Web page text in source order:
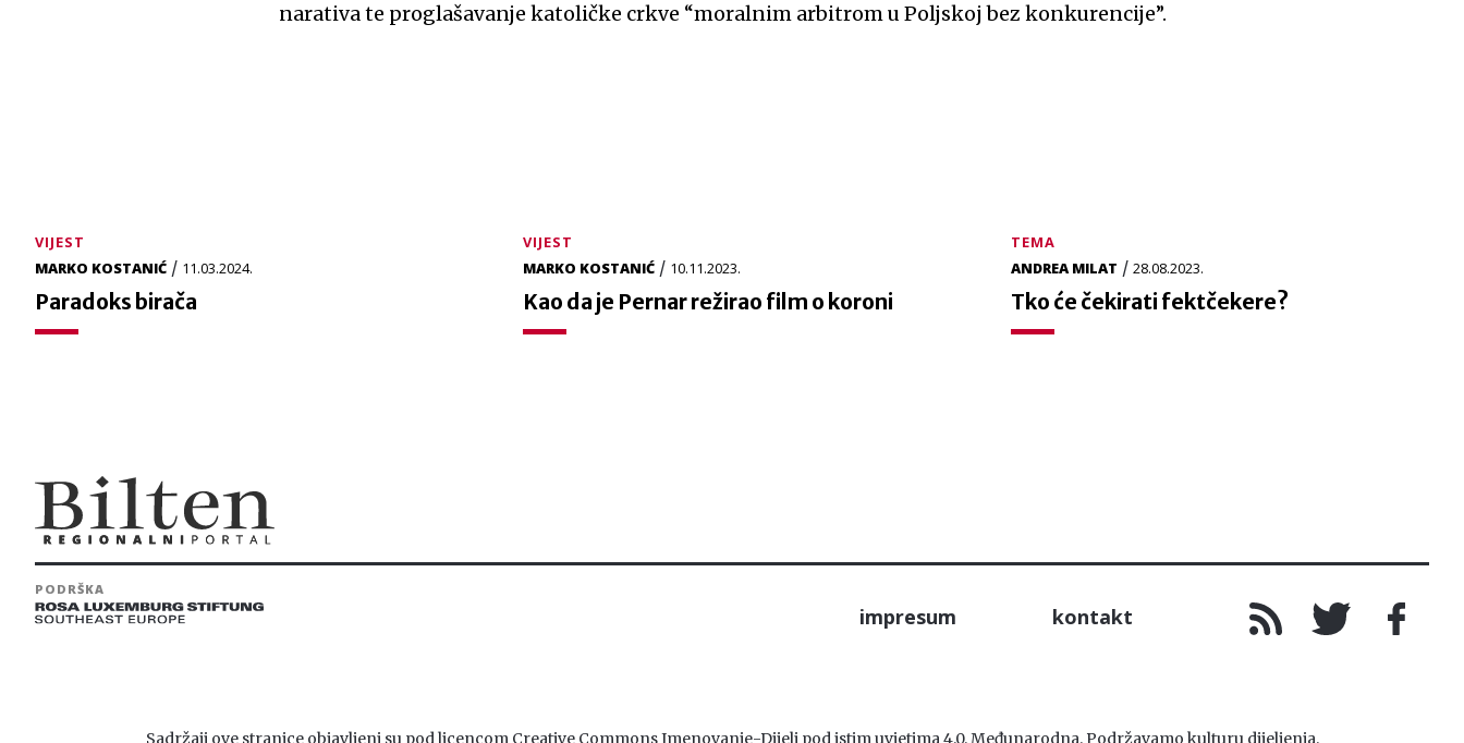
narativa te proglašavanje katoličke crkve “moralnim arbitrom u Poljskoj bez konkurencije”.
VIJEST
MARKO KOSTANIĆ / 11.03.2024.
Paradoks birača
VIJEST
MARKO KOSTANIĆ / 10.11.2023.
Kao da je Pernar režirao film o koroni
TEMA
ANDREA MILAT / 28.08.2023.
Tko će čekirati fektčekere?
PODRŠKA
kontakt
impresum
Sadržaji ove stranice objavljeni su pod licencom Creative Commons Imenovanje-Dijeli pod istim uvjetima 4.0. Međunarodna. Podržavamo kulturu dijeljenja.